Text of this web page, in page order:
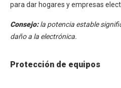
para dar hogares y empresas
Consejo:la potencia estable
daño a la electrónica.
Protección de equipos